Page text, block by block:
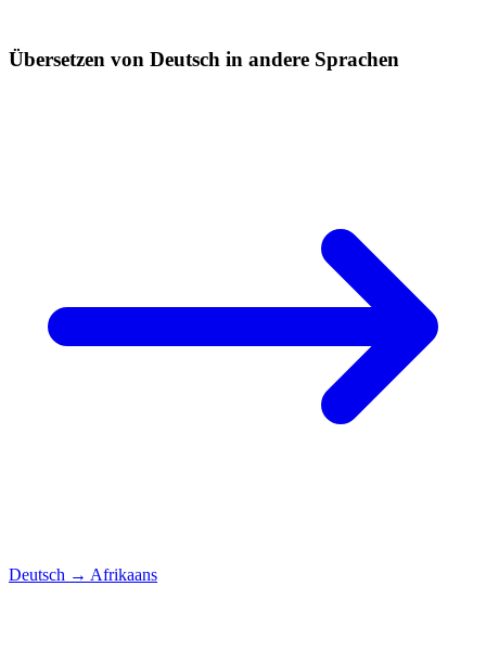
Übersetzen von Deutsch in andere Sprachen
Deutsch → Afrikaans